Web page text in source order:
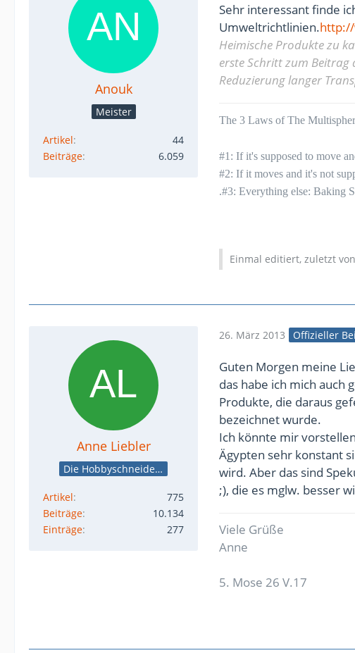
Anouk
Meister
Artikel
44
Beiträge
6.059
Sehr interessant finde
Umweltrichtlinien.
Heimische Produkte zu
erste Schritt zum Beitrag
Reduzierung langer
The 3 Laws of The
#1: If it's supposed to move
#2: If it moves and it's not
.#3: Everything else: Baking
Einmal editiert, zuletzt von
Anne Liebler
Die Hobbyschneiderin
Artikel
775
Beiträge
10.134
Einträge
277
26. März 2013 Offizieller
Guten Morgen meine
das habe ich mich auch
Produkte, die daraus
bezeichnet wurde.
Ich könnte mir
Ägypten sehr konstant
wird. Aber das sind
;), die es mglw. besser
Viele Grüße
Anne
5. Mose 26 V.17